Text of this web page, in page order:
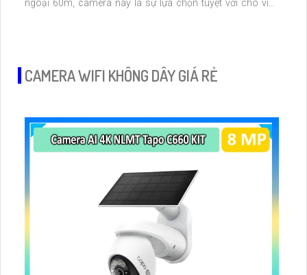
ngoại 60m, camera này là sự lựa chọn tuyệt vời cho việc
CAMERA WIFI KHÔNG DÂY GIÁ RẺ